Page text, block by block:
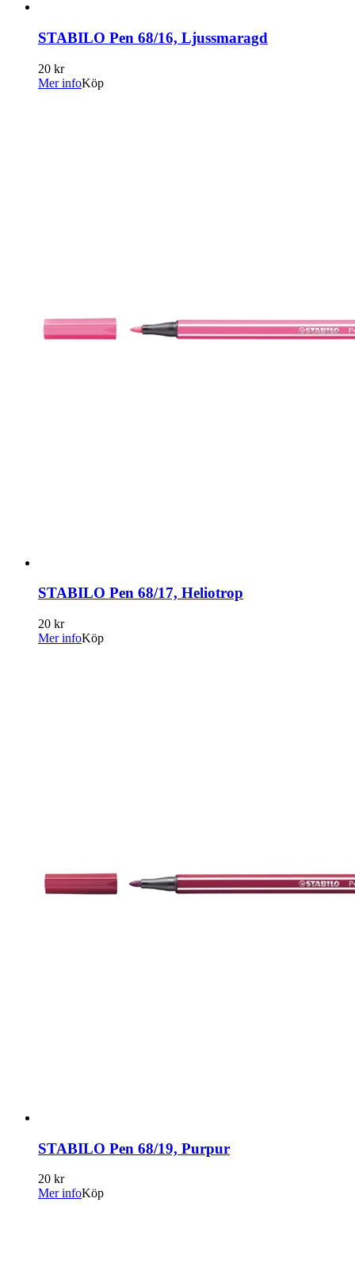
STABILO Pen 68/16, Ljussmaragd
20 kr
Mer infoKöp
STABILO Pen 68/17, Heliotrop
20 kr
Mer infoKöp
STABILO Pen 68/19, Purpur
20 kr
Mer infoKöp